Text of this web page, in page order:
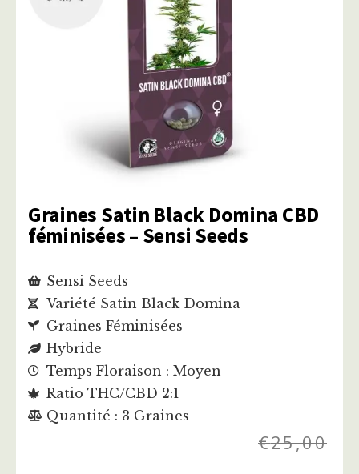
Graines Satin Black Domina CBD
féminisées – Sensi Seeds
Sensi Seeds
Variété Satin Black Domina
Graines Féminisées
Hybride
Temps Floraison : Moyen
Ratio THC/CBD 2:1
Quantité : 3 Graines
€25,00